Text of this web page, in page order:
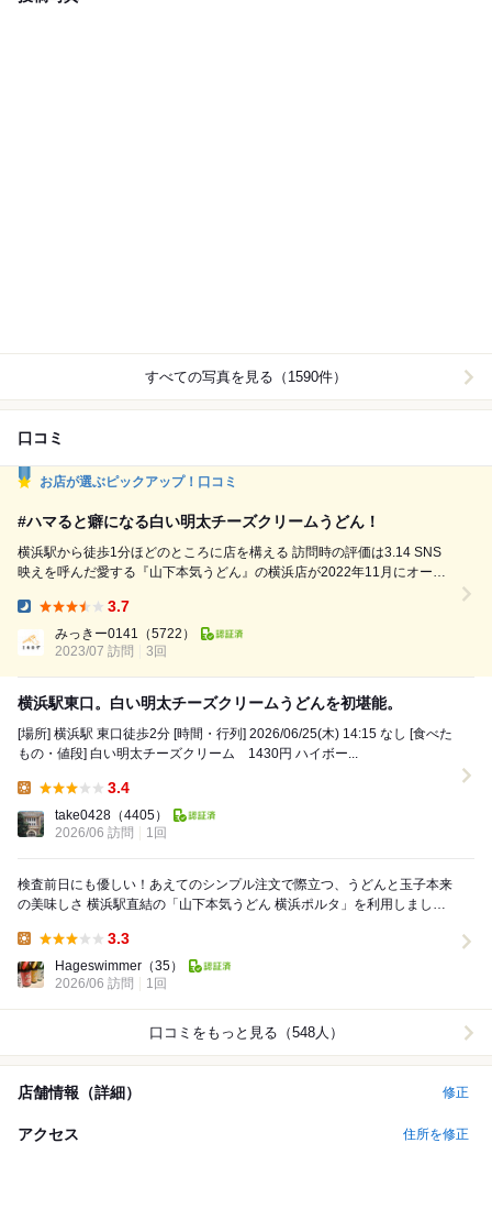
すべての写真を見る（1590件）
口コミ
お店が選ぶピックアップ！口コミ
#ハマると癖になる白い明太チーズクリームうどん！
横浜駅から徒歩1分ほどのところに店を構える 訪問時の評価は3.14 SNS
映えを呼んだ愛する『山下本気うどん』の横浜店が2022年11月にオープ
税込) 半熟玉子天(150円・税込) うどんの聖地・香川の讃岐うどんと違っ
た角度から攻める『さぬき麺 山下本気うどん』 渋谷店に続き、横浜にも
オープン！...
3.7
みっきー0141 （5722）
2023/07 訪問
3回
横浜駅東口。白い明太チーズクリームうどんを初堪能。
[場所] 横浜駅 東口徒歩2分 [時間・行列] 2026/06/25(木) 14:15 なし [食べた
もの・値段] 白い明太チーズクリーム 1430円 ハイボー...
3.4
take0428 （4405）
2026/06 訪問
1回
検査前日にも優しい！あえてのシンプル注文で際立つ、うどんと玉子本来
の美味しさ 横浜駅直結の「山下本気うどん 横浜ポルタ」を利用しまし
3.3
Hageswimmer （35）
2026/06 訪問
1回
口コミをもっと見る（548人）
店舗情報（詳細） 修正
アクセス 住所を修正